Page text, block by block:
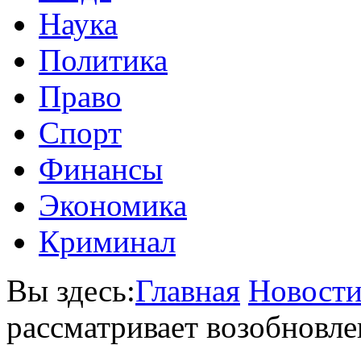
Наука
Политика
Право
Спорт
Финансы
Экономика
Криминал
Вы здесь:Главная
рассматривает